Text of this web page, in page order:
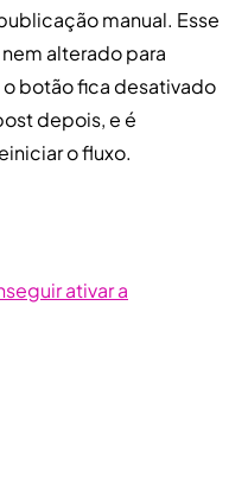
manual. Esse
alterado para
botão fica desativado
depois, e é
o fluxo.
ativar a